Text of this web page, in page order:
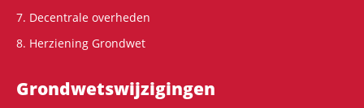
7. Decentrale overheden
8. Herziening Grondwet
Grondwets­wijzigingen